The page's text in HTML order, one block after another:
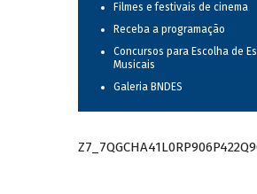
Filmes e festivais de cinema
Receba a programação
Concursos para Escolha de
Musicais
Galeria BNDES